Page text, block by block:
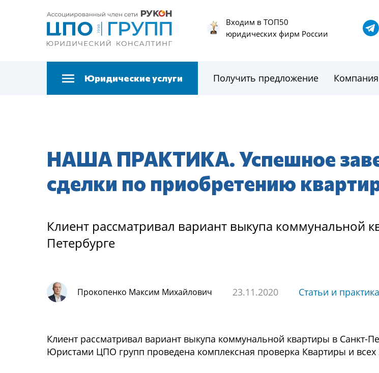
Входим в ТОП50
юридических фирм России
Юридические услуги Получить предложение Компания
НАША ПРАКТИКА. Успешное
сделки по приобретению
Клиент рассматривал вариант выкупа коммунальной
Петербурге
Прокопенко Максим Михайлович 23.11.2020 Статьи и практика
Клиент рассматривал вариант выкупа коммунальной квартиры в Санкт-
Юристами ЦПО групп проведена комплексная проверка Квартиры и всех